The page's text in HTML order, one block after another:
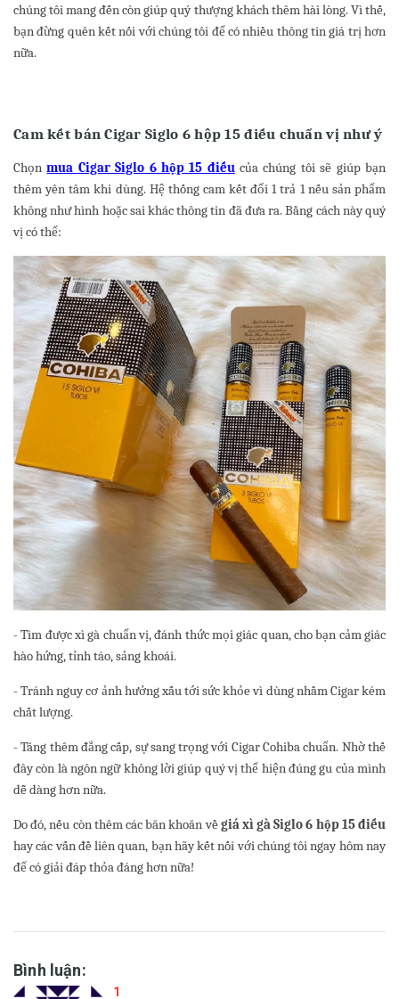
chúng tôi mang đến còn giúp quý thượng khách thêm hài lòng. Vì thế,
bạn đừng quên kết nối với chúng tôi để có nhiều thông tin giá trị hơn
nữa.
Cam kết bán Cigar Siglo 6 hộp 15 điếu chuẩn vị như ý
Chọnmua Cigar Siglo 6 hộp 15 điếucủa chúng tôi sẽ giúp bạn
thêm yên tâm khi dùng. Hệ thống cam kết đổi 1 trả 1 nếu sản phẩm
không như hình hoặc sai khác thông tin đã đưa ra. Bằng cách này quý
vị có thể:
- Tìm được xì gà chuẩn vị, đánh thức mọi giác quan, cho bạn cảm giác
hào hứng, tỉnh táo, sảng khoái.
- Tránh nguy cơ ảnh hưởng xấu tới sức khỏe vì dùng nhầm Cigar kém
chất lượng.
- Tăng thêm đẳng cấp, sự sang trọng với Cigar Cohiba chuẩn. Nhờ thế
đây còn là ngôn ngữ không lời giúp quý vị thể hiện đúng gu của mình
dễ dàng hơn nữa.
Do đó, nếu còn thêm các băn khoăn vềgiá xì gà Siglo 6 hộp 15 điếu
hay các vấn đề liên quan, bạn hãy kết nối với chúng tôi ngay hôm nay
để có giải đáp thỏa đáng hơn nữa!
Bình luận:
1